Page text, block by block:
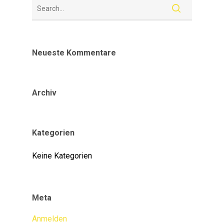
Neueste Kommentare
Archiv
Kategorien
Keine Kategorien
Meta
Anmelden